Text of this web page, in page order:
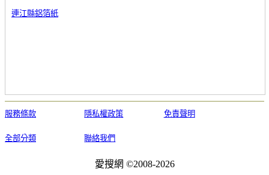
連江縣鋁箔紙
服務條款 隱私權政策 免責聲明
全部分類 聯絡我們
愛搜網 ©2008-2026